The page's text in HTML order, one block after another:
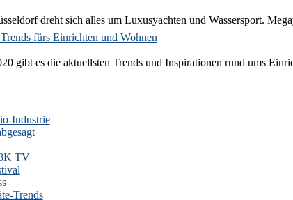
dreht sich alles um Luxusyachten und Wassersport.
fürs Einrichten und Wohnen
gibt es die aktuellsten Trends und Inspirationen rund ums
Industrie
TV
Trends